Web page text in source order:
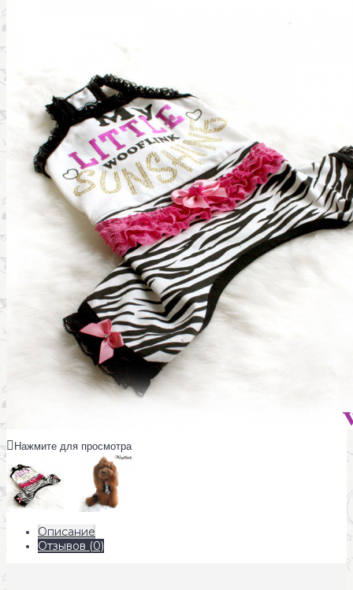
Нажмите для просмотра
Описание
Отзывов (0)